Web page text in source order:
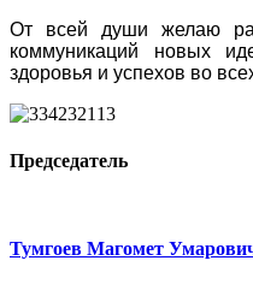
От всей души желаю
коммуникаций новых
здоровья и успехов во
Председатель
Тумгоев Магомет